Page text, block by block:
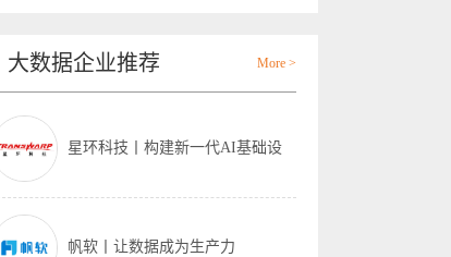
大数据企业推荐 More >
星环科技丨构建新一代AI基础设
帆软丨让数据成为生产力